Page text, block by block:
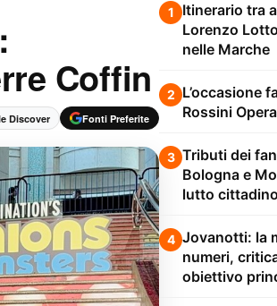
Coffin
Discover Fonti Preferite
1
Itinerario tra
Lorenzo
nelle Marche
2 L’occasione
Rossini
3 Tributi dei
Bologna e
lutto cittadino
4 Jovanotti: la
numeri,
obiettivo